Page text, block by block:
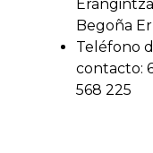
Begoña
Teléfono
contacto:
568 225